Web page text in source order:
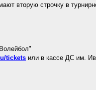
вторую строчку в
tickets или в кассе ДС им.